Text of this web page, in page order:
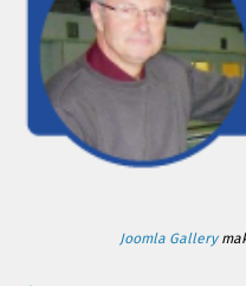
Joomla Gallery